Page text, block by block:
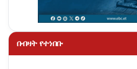
በብዛት የተነበቡ